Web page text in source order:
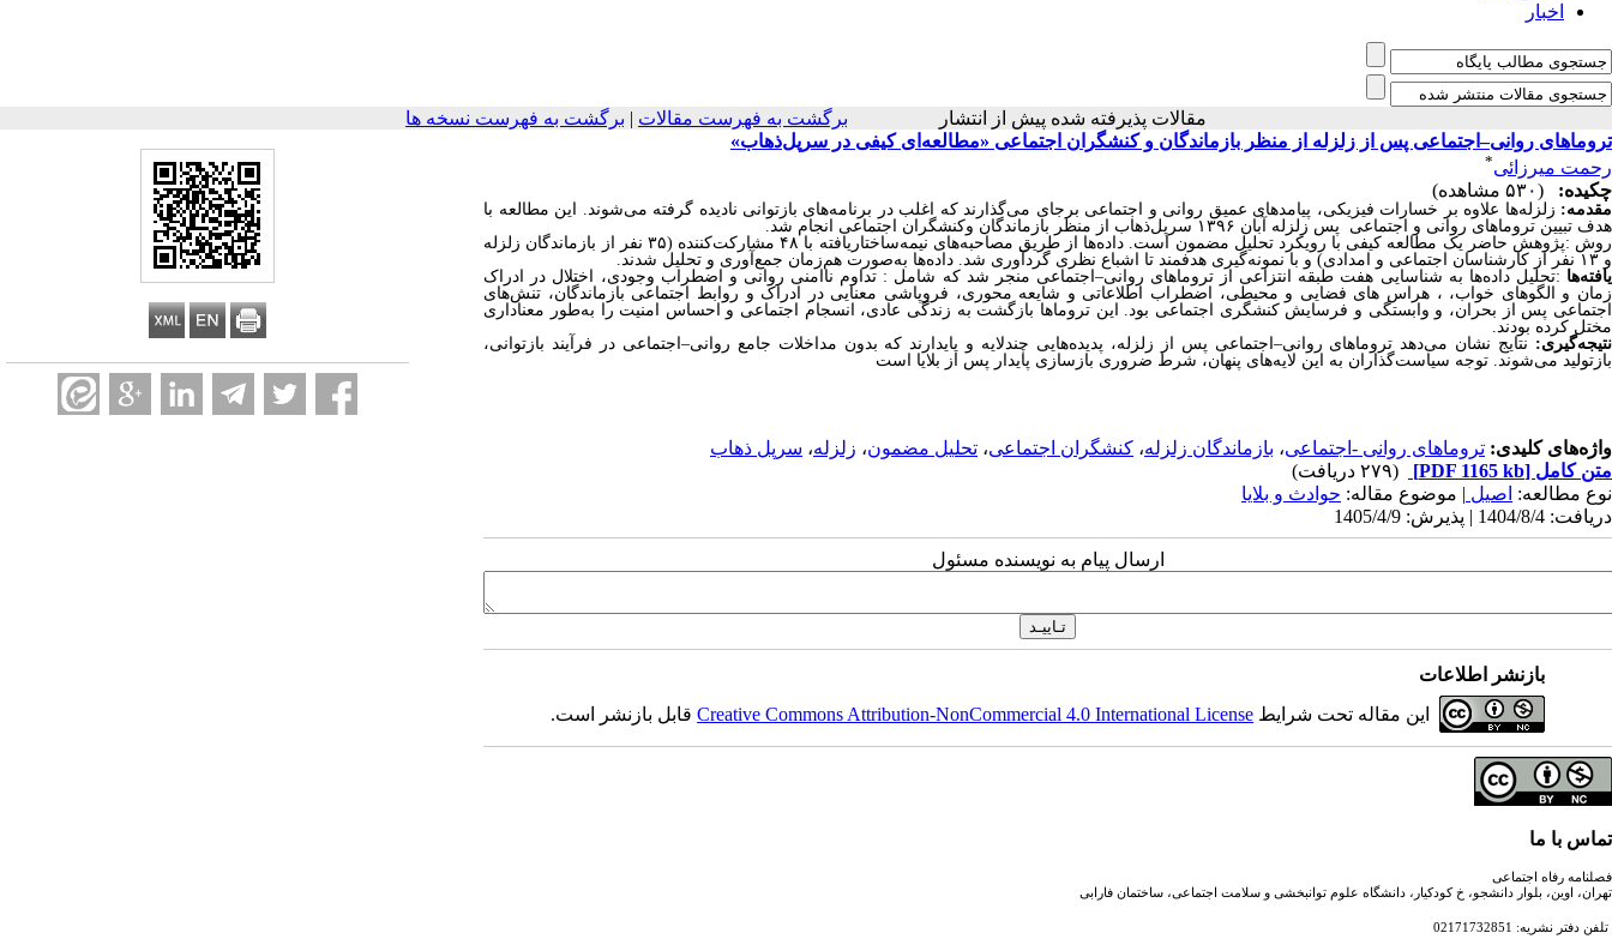
اخبار
مقالات پذیرفته شده پیش از انتشار برگشت به فهرست مقالات | برگشت به فهرست نسخه ها
تروماهای روانی–اجتماعی پس از زلزله از منظر بازماندگان و کنشگران اجتماعی «مطالعه‌ای کیفی در سرپل‌ذهاب»
رحمت میرزائی*
چکیده: (۵۳۰ مشاهده)
مقدمه: زلزله‌ها علاوه بر خسارات فیزیکی، پیامدهای عمیق روانی و اجتماعی برجای می‌گذارند که اغلب در برنامه‌های بازتوانی نادیده گرفته می‌شوند. این مطالعه با
هدف تبیین تروماهای روانی و اجتماعی پس زلزله آبان ۱۳۹۶ سرپل‌ذهاب از منظر بازماندگان وکنشگران اجتماعی انجام شد
.
روش :
پژوهش حاضر یک مطالعه کیفی با رویکرد تحلیل مضمون است. داده‌ها از طریق مصاحبه‌های نیمه‌ساختاریافته با ۴۸ مشارکت‌کننده (۳۵ نفر از بازماندگان زلزله
و ۱۳ نفر از کارشناسان اجتماعی و امدادی) و با نمونه‌گیری هدفمند تا اشباع نظری گردآوری شد. داده‌ها به‌صورت هم‌زمان جمع‌آوری و تحلیل شدند
.
یافته‌ها :تحلیل داده‌ها به شناسایی هفت طبقه انتزاعی از تروماهای روانی– اجتماعی منجر شد که شامل : تداوم ناامنی روانی و اضطراب وجودی، اختلال در ادراک
زمان و الگوهای خواب، ، هراس های فضایی و محیطی، اضطراب اطلاعاتی و شایعه محوری، فروپاشی معنایی در ادراک و روابط اجتماعی بازماندگان، تنش‌های
اجتماعی پس از بحران، و وابستگی و فرسایش کنشگری اجتماعی بود. این تروماها بازگشت به زندگی عادی، انسجام اجتماعی و احساس امنیت را به‌طور معناداری
مختل کرده بودند.
نتیجه‌گیری: نتایج نشان می‌دهد تروماهای روانی– اجتماعی پس از زلزله، پدیده‌هایی چندلایه و پایدارند که بدون مداخلات جامع روانی– اجتماعی در فرآیند بازتوانی،
بازتولید می‌شوند. توجه سیاست‌گذاران به این لایه‌های پنهان، شرط ضروری بازسازی پایدار پس از بلایا است
واژه‌های کلیدی: تروماهای روانی -اجتماعی، بازماندگان زلزله، کنشگران اجتماعی، تحلیل مضمون، زلزله، سرپل ذهاب
متن کامل [PDF 1165 kb]
(۲۷۹ دریافت)
نوع مطالعه: اصیل | موضوع مقاله: حوادث و بلایا
دریافت: 1404/8/4 | پذیرش: 1405/4/9
ارسال پیام به نویسنده مسئول
بازنشر اطلاعات
این مقاله تحت شرایط Creative Commons Attribution-NonCommercial 4.0 International Licenseقابل بازنشر است.
تماس با ما
فصلنامه رفاه اجتماعی
تهران، اوین، بلوار دانشجو، خ کودکیار، دانشگاه علوم توانبخشی و سلامت اجتماعی، ساختمان فارابی
تلفن دفتر نشریه: 02171732851